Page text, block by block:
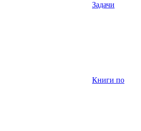
Задачи
Книги по